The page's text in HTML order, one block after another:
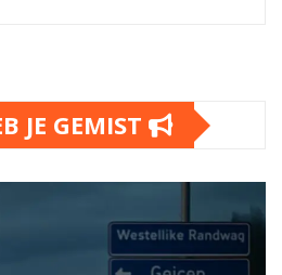
JE GEMIST